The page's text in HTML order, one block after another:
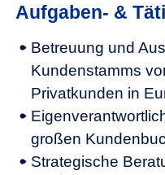
Aufgaben- &
Betreuung und
Kundenstamms
Privatkunden in
großen
Strategische